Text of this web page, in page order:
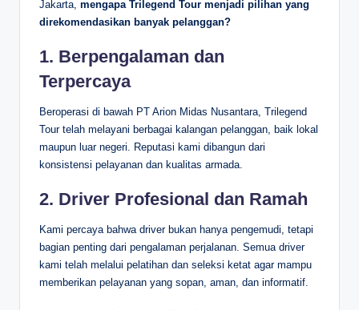
Jakarta, mengapa Trilegend Tour menjadi pilihan yang
direkomendasikan banyak pelanggan?
1. Berpengalaman dan
Terpercaya
Beroperasi di bawah PT Arion Midas Nusantara, Trilegend
Tour telah melayani berbagai kalangan pelanggan, baik lokal
maupun luar negeri. Reputasi kami dibangun dari
konsistensi pelayanan dan kualitas armada.
2. Driver Profesional dan Ramah
Kami percaya bahwa driver bukan hanya pengemudi, tetapi
bagian penting dari pengalaman perjalanan. Semua driver
kami telah melalui pelatihan dan seleksi ketat agar mampu
memberikan pelayanan yang sopan, aman, dan informatif.